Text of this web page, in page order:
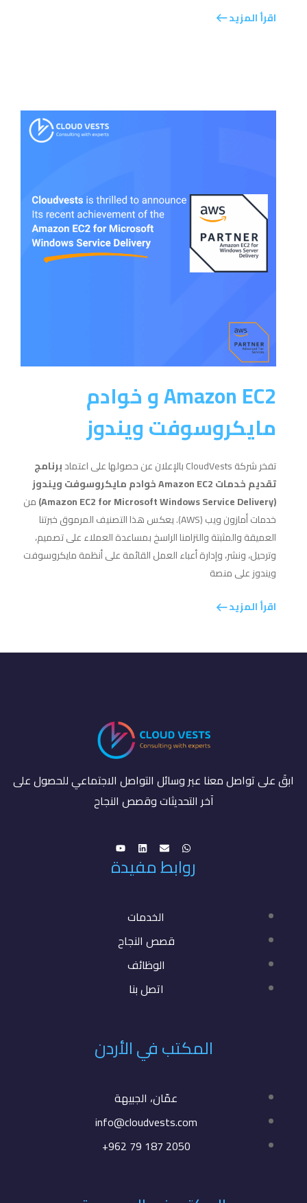
اقرأ المزيد
Amazon EC2 و خوادم
مايكروسوفت ويندوز
تفخر شركة CloudVests بالإعلان عن حصولها على اعتماد
برنامج
تقديم خدمات Amazon EC2 خوادم مايكروسوفت ويندوز
(Amazon EC2 for Microsoft Windows Service Delivery)
من
خدمات أمازون ويب (AWS). يعكس هذا التصنيف المرموق خبرتنا
العميقة والمثبتة والتزامنا الراسخ بمساعدة العملاء على تصميم،
وترحيل، ونشر، وإدارة أعباء العمل القائمة على أنظمة مايكروسوفت
ويندوز على منصة
اقرأ المزيد
ابقَ على تواصل معنا عبر وسائل التواصل الاجتماعي للحصول على
آخر التحديثات وقصص النجاح
روابط مفيدة
الخدمات
قصص النجاح
الوظائف
اتصل بنا
المكتب في الأردن
عمّان، الجبيهة
info@cloudvests.com
+962 79 187 2050